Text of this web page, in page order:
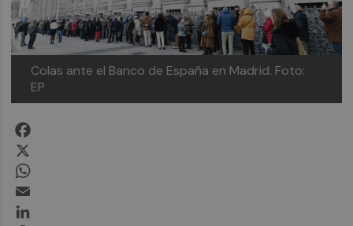
Colas ante el Banco de España en Madrid. Foto:
EP